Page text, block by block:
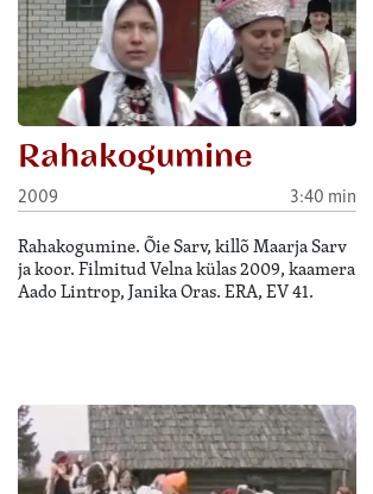
Rahakogumine
2009 3:40 min
Rahakogumine. Õie Sarv, killõ Maarja Sarv
ja koor. Filmitud Velna külas 2009, kaamera
Aado Lintrop, Janika Oras. ERA, EV 41.